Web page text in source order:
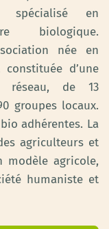
spécialisé en
biologique.
née en
constituée d’une
réseau, de 13
groupes locaux.
adhérentes. La
agriculteurs et
agricole,
humaniste et